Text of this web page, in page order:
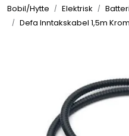
Bobil/Hytte Elektrisk
Defa Inntakskabel 1,5m Krom
Elektrisk
VVS